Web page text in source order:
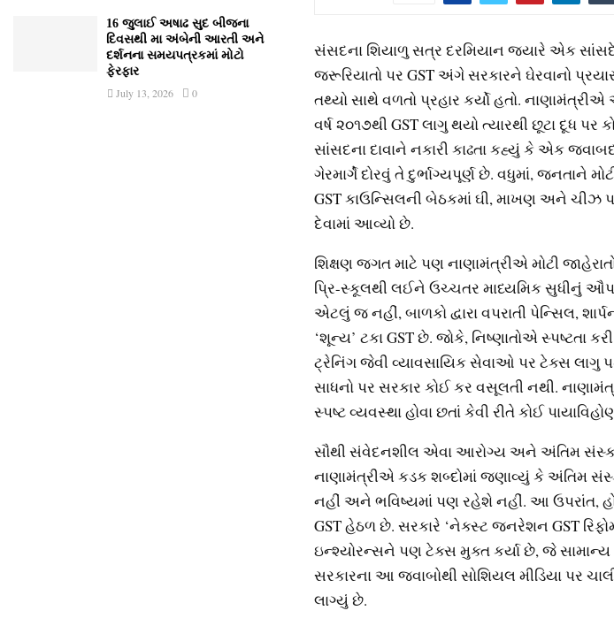
સંસદના શિયાળુ સત્ર દરમિયાન જ્યારે એક
જરૂરિયાતો પર GST અંગે સરકારને ઘેરવાનો
તથ્યો સાથે વળતો પ્રહાર કર્યો હતો.
વર્ષ ૨૦૧૭થી GST લાગુ થયો ત્યારથી છૂટા દૂધ
સાંસદના દાવાને નકારી કાઢતા કહ્યું કે એક
ગેરમાર્ગે દોરવું તે દુર્ભાગ્યપૂર્ણ છે. વધુમાં, જનતાને
GST કાઉન્સિલની બેઠકમાં ઘી, માખણ અને ચીઝ
દેવામાં આવ્યો છે.
શિક્ષણ જગત માટે પણ નાણામંત્રીએ મોટી
પ્રિ-સ્કૂલથી લઈને ઉચ્ચતર માધ્યમિક સુધીનું
એટલું જ નહીં, બાળકો દ્વારા વપરાતી પેન્સિલ,
‘શૂન્ય’ ટકા GST છે. જોકે, નિષ્ણાતોએ સ્પષ્ટતા
ટ્રેનિંગ જેવી વ્યાવસાયિક સેવાઓ પર ટેક્સ લાગુ
સાધનો પર સરકાર કોઈ કર વસૂલતી નથી.
સ્પષ્ટ વ્યવસ્થા હોવા છતાં કેવી રીતે કોઈ
સૌથી સંવેદનશીલ એવા આરોગ્ય અને અંતિમ
નાણામંત્રીએ કડક શબ્દોમાં જણાવ્યું કે અંતિમ
નહીં અને ભવિષ્યમાં પણ રહેશે નહીં. આ ઉપરાંત,
GST હેઠળ છે. સરકારે ‘નેક્સ્ટ જનરેશન GST
ઇન્શ્યોરન્સને પણ ટેક્સ મુક્ત કર્યા છે, જે સામાન્ય
સરકારના આ જવાબોથી સોશિયલ મીડિયા પર
લાગ્યું છે.
16 જુલાઈ અષાઢ સુદ બીજના
દિવસથી મા અંબેની આરતી અને
દર્શનના સમયપત્રકમાં મોટો
ફેરફાર
July 13, 2026 0